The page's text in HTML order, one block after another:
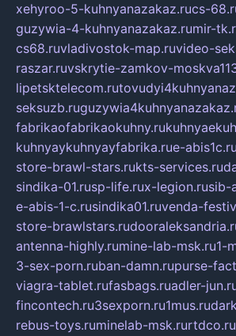
xehyroo-5-kuhnyanazakaz.rucs-
guzywia-4-kuhnyanazakaz.rumir-
cs68.ruvladivostok-map.ruvideo-
raszar.ruvskrytie-zamkov-
lipetsktelecom.ru
seksuzb.ru
fabrikaofabrikaokuhny.ru
kuhnyaykuhnyayfabrika.rue-abis1c.ru
store-brawl-stars.rukts-services.ru
sindika-01.rusp-life.rux-legion.rusib-
e-abis-1-c.rusindika01.ruvenda-
store-brawlstars.ru
antenna-highly.rumine-lab-msk.ru1-
3-sex-porn.ruban-damn.rupurse-
viagra-tablet.rufasbags.ruadler-
fincontech.ru3sexporn.ru1mus.ru
rebus-toys.ruminelab-msk.rurtdco.ru